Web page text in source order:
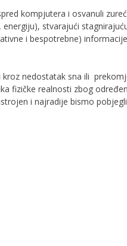
kompjutera i osvanuli
energiju), stvarajući
i bespotrebne)
nedostatak sna ili
fizičke realnosti zbog
i najradije bismo